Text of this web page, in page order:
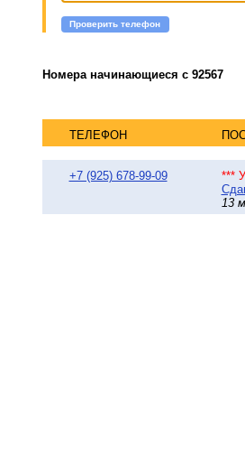
Проверить телефон
Номера начинающиеся с 92567
ТЕЛЕФОН
+7 (925) 678-99-09
***
13